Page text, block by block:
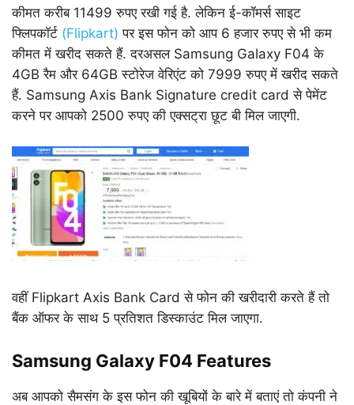
कीमत करीब 11499 रुपए रखी गई है. लेकिन ई-कॉमर्स साइट
फ्लिपकॉर्ट (Flipkart) पर इस फोन को आप 6 हजार रुपए से भी कम
कीमत में खरीद सकते हैं. दरअसल Samsung Galaxy F04 के
4GB रैम और 64GB स्टोरेज वेरिएंट को 7999 रुपए में खरीद सकते
हैं. Samsung Axis Bank Signature credit card से पेमेंट
करने पर आपको 2500 रुपए की एक्सट्रा छूट बी मिल जाएगी.
वहीं Flipkart Axis Bank Card से फोन की खरीदारी करते हैं तो
बैंक ऑफर के साथ 5 प्रतिशत डिस्काउंट मिल जाएगा.
Samsung Galaxy F04 Features
अब आपको सैमसंग के इस फोन की खूबियों के बारे में बताएं तो कंपनी ने